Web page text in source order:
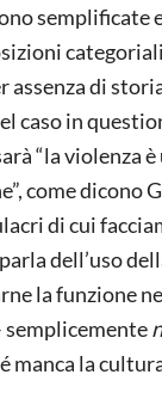
semplificate
assenza di
caso in
“la violenza
come dicono
di cui
dell’uso
la funzione
semplicemente
manca la